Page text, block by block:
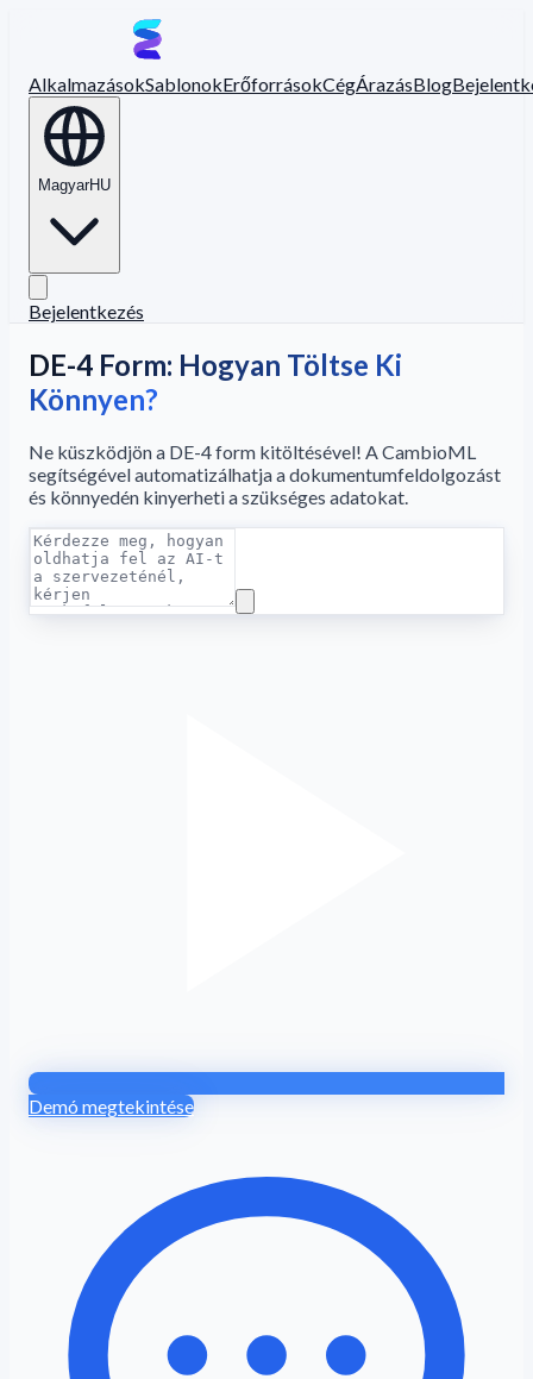
AlkalmazásokSablonokErőforrásokCégÁrazásBlog
MagyarHU
Bejelentkezés
DE-4 Form: Hogyan Töltse Ki
Könnyen?
Ne küszködjön a DE-4 form kitöltésével! A CambioML
segítségével automatizálhatja a dokumentumfeldolgozást
és könnyedén kinyerheti a szükséges adatokat.
Demó megtekintése